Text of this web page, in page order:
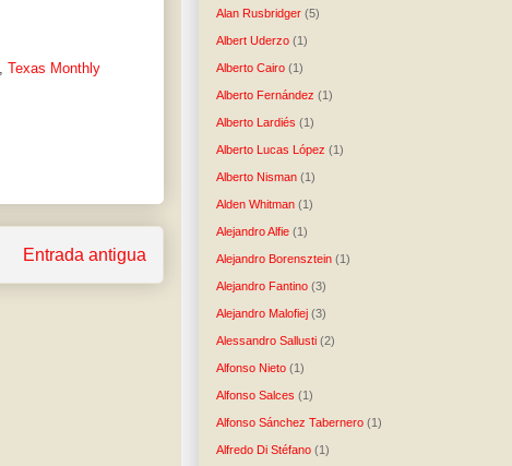
Texas Monthly
Entrada antigua
Alan Rusbridger (5)
Albert Uderzo (1)
Alberto Cairo (1)
Alberto Fernández (1)
Alberto Lardiés (1)
Alberto Lucas López (1)
Alberto Nisman (1)
Alden Whitman (1)
Alejandro Alfie (1)
Alejandro Borensztein (1)
Alejandro Fantino (3)
Alejandro Malofiej (3)
Alessandro Sallusti (2)
Alfonso Nieto (1)
Alfonso Salces (1)
Alfonso Sánchez Tabernero (1)
Alfredo Di Stéfano (1)